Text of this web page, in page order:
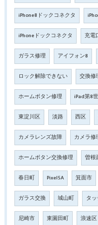
iPhone8ドックコネクタ
iPhoneドックコネクタ 充電
ガラス修理 アイフォン8
ロック解除できない 交換修
ホームボタン修理 iPad第8
東淀川区 淡路 西区
カメラレンズ故障 カメラ修
ホームボタン交換修理 曽根
春日町 Pixel5A 箕面市
ガラス交換 城山町 タ
尼崎市 東園田町 浪速区